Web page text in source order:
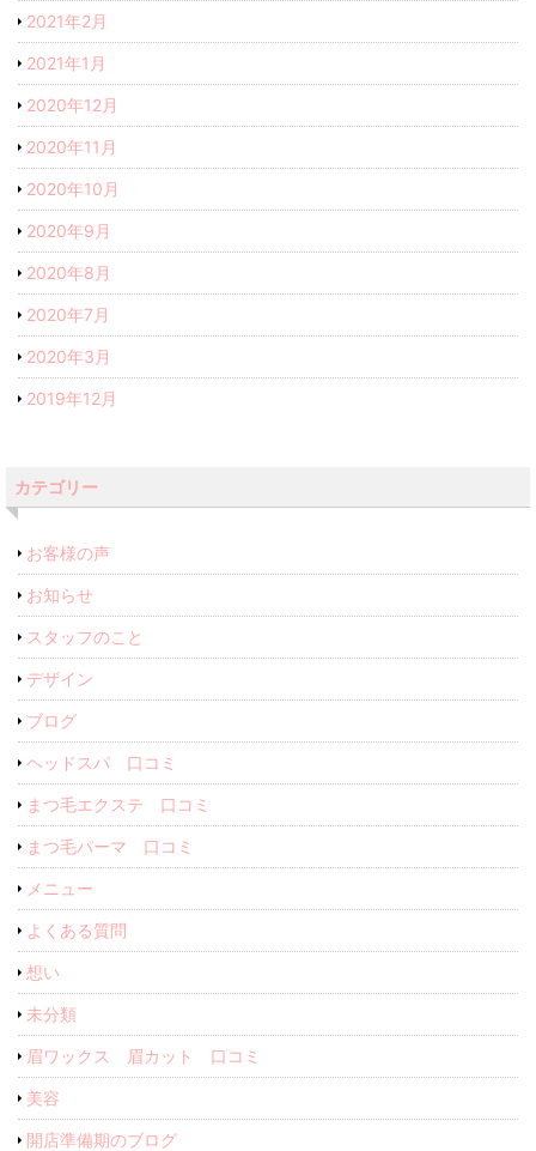
2021年2月
2021年1月
2020年12月
2020年11月
2020年10月
2020年9月
2020年8月
2020年7月
2020年3月
2019年12月
カテゴリー
お客様の声
お知らせ
スタッフのこと
デザイン
ブログ
ヘッドスパ 口コミ
まつ毛エクステ 口コミ
まつ毛パーマ 口コミ
メニュー
よくある質問
想い
未分類
眉ワックス 眉カット 口コミ
美容
開店準備期のブログ